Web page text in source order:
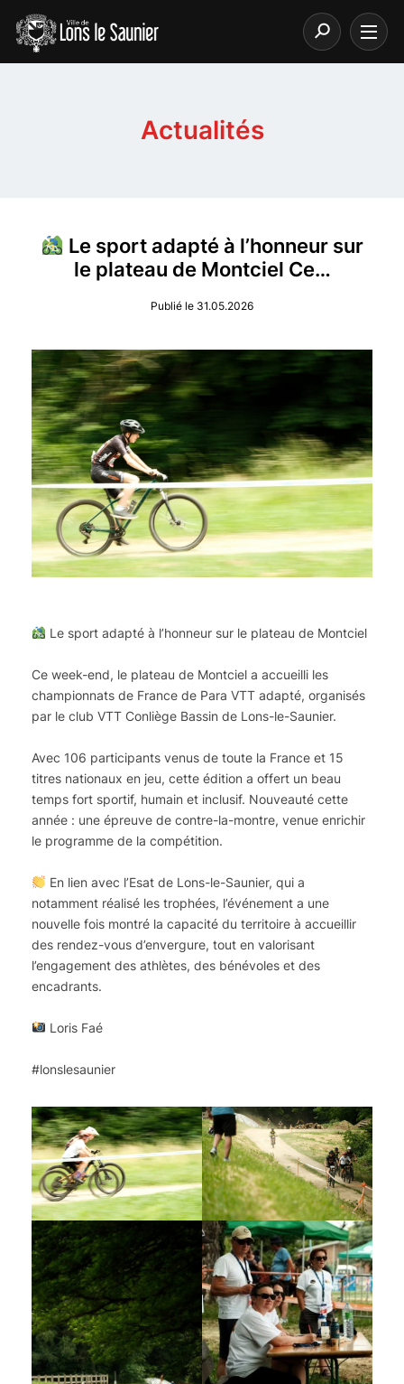
Actualités
Le sport adapté à l’honneur sur
le plateau de Montciel Ce…
Publié le 31.05.2026
Le sport adapté à l’honneur sur le plateau de Montciel
Ce week-end, le plateau de Montciel a accueilli les
championnats de France de Para VTT adapté, organisés
par le club VTT Conliège Bassin de Lons-le-Saunier.
Avec 106 participants venus de toute la France et 15
titres nationaux en jeu, cette édition a offert un beau
temps fort sportif, humain et inclusif. Nouveauté cette
année : une épreuve de contre-la-montre, venue enrichir
le programme de la compétition.
En lien avec l’Esat de Lons-le-Saunier, qui a
notamment réalisé les trophées, l’événement a une
nouvelle fois montré la capacité du territoire à accueillir
des rendez-vous d’envergure, tout en valorisant
l’engagement des athlètes, des bénévoles et des
encadrants.
Loris Faé
#lonslesaunier